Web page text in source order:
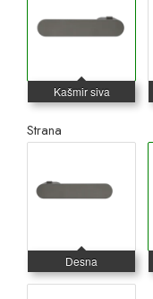
Strana